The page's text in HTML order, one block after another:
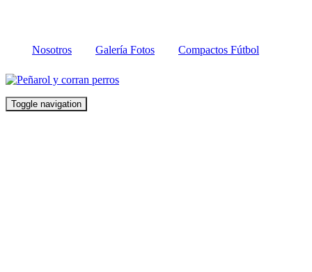
Nosotros Galería Fotos Compactos Fútbol
Toggle navigation